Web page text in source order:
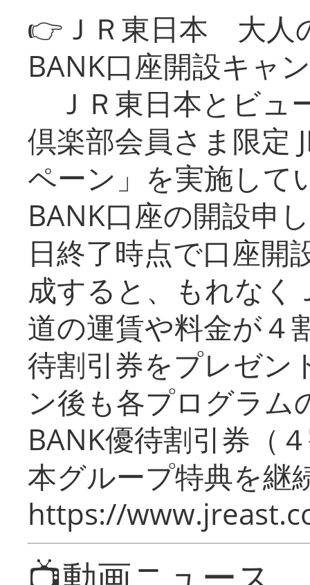
👉ＪＲ東日本 大人
BANK口座開設キャ
ＪＲ東日本とビュ
倶楽部会員さま限定
ペーン」を実施して
BANK口座の開設申
日終了時点で口座開
成すると、もれなく
道の運賃や料金が４
待割引券をプレゼン
ン後も各プログラム
BANK優待割引券（
本グループ特典を継
https://